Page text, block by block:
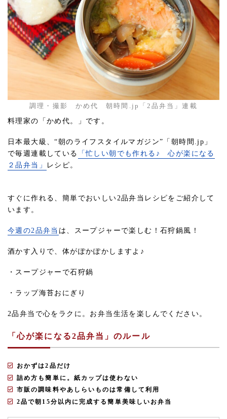
調理・撮影 かめ代 朝時間.jp「2品弁当」連載
料理家の「かめ代。」です。
日本最大級、“朝のライフスタイルマガジン”「朝時間.jp」
で毎週連載している
「忙しい朝でも作れる♪ 心が楽になる
２品弁当」
レシピ。
すぐに作れる、簡単でおいしい2品弁当レシピをご紹介して
います。
今週の2品弁当 は、スープジャーで楽しむ！石狩鍋風！
酒かす入りで、体がぽかぽかしますよ♪
・スープジャーで石狩鍋
・ラップ海苔おにぎり
2品弁当で心をラクに。お弁当生活を楽しんでください。
「心が楽になる2品弁当」のルール
おかずは2品だけ
詰め方も簡単に。紙カップは使わない
市販の調味料やあしらいものは常備して利用
2品で朝15分以内に完成する簡単美味しいお弁当